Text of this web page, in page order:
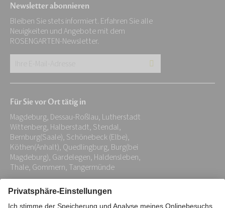
Newsletter abonnieren
Bleiben Sie stets informiert. Erfahren Sie alle
Neuigkeiten und Angebote mit dem
ROSENGARTEN-Newsletter.
E-
Adresse:
*
Für Sie vor Ort tätig in
Magdeburg, Dessau-Roßlau, Lutherstadt
Wittenberg, Halberstadt, Stendal,
Bernburg(Saale), Schönebeck (Elbe),
Köthen(Anhalt), Quedlingburg, Burg(bei
Magdeburg), Gardelegen, Haldensleben,
Thale, Gommern, Tangermünde
Impressum Datenschutz Stiftung